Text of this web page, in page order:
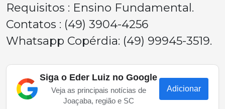
Requisitos : Ensino Fundamental.
Contatos : (49) 3904-4256
Whatsapp Copérdia: (49) 99945-3519.
Siga o Eder Luiz no Google
Veja as principais notícias de
Joaçaba, região e SC
Adicionar